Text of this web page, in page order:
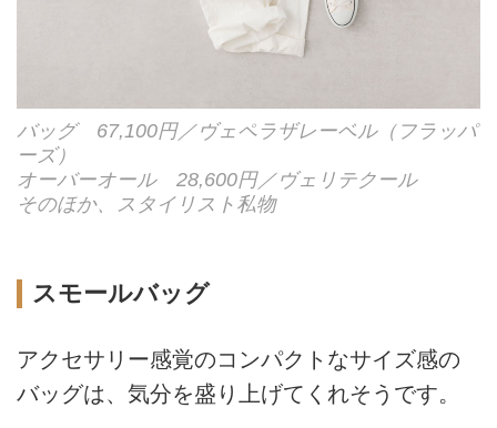
バッグ 67,100円／ヴェペラザレーベル（フラッパ
ーズ）
オーバーオール 28,600円／ヴェリテクール
そのほか、スタイリスト私物
スモールバッグ
アクセサリー感覚のコンパクトなサイズ感の
バッグは、気分を盛り上げてくれそうです。